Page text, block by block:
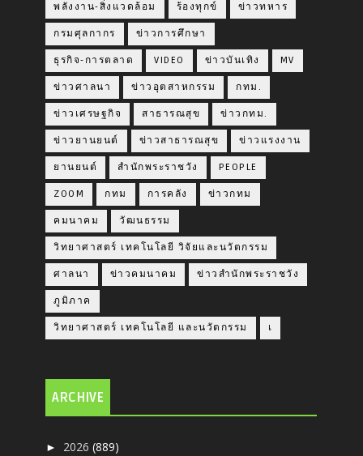
พลังงาน-สิ่งแวดล้อม ร้องทุกข์ ข่าวทหาร
กรมศุลกากร ข่าวการศึกษา
ธุรกิจ-การตลาด VIDEO ข่าวบันเทิง MV
ข่าวศาลนา ข่าวอุตสาหกรรม กทม.
ข่าวเศรษฐกิจ สาธารณสุข ข่าวกทม.
ข่าวยานยนต์ ข่าวสาธารณสุข ข่าวแรงงาน
ยานยนต์ สำนักพระราชวัง PEOPLE
ZOOM กทม การคลัง ข่าวกทม
คมนาคม วัฒนธรรม
วิทยาศาสตร์ เทคโนโลยี วิจัยและนวัตกรรม
ศาลนา ข่าวคมนาคม ข่าวสำนักพระราชวัง
ภูมิภาค
วิทยาศาสตร์ เทคโนโลยี และนวัตกรรม เ
ARCHIVE
► 2026(889)